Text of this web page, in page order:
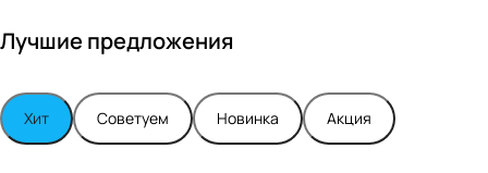
Лучшие предложения
Хит Советуем Новинка Акция